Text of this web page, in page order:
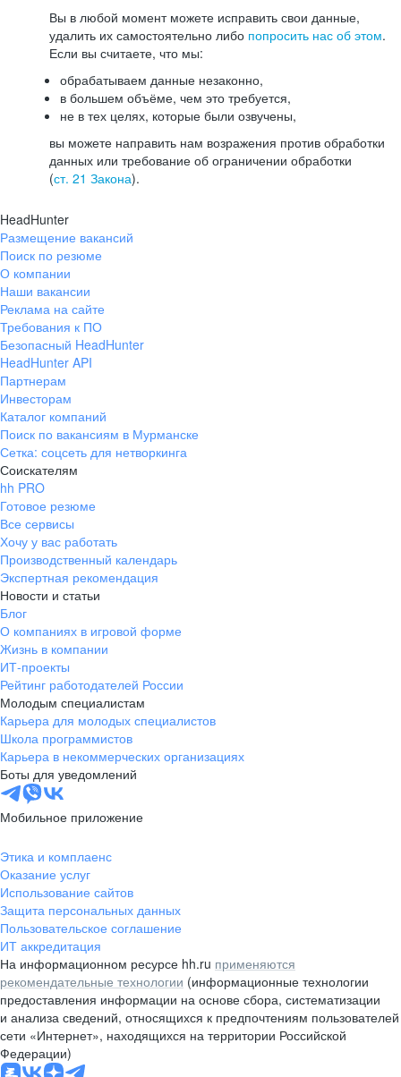
Вы в любой момент можете исправить свои данные,
удалить их самостоятельно либо попросить нас об этом.
Если вы считаете, что мы:
обрабатываем данные незаконно,
в большем объёме, чем это требуется,
не в тех целях, которые были озвучены,
вы можете направить нам возражения против обработки
данных или требование об ограничении обработки
(ст. 21 Закона).
HeadHunter
Размещение вакансий
Поиск по резюме
О компании
Наши вакансии
Реклама на сайте
Требования к ПО
Безопасный HeadHunter
HeadHunter API
Партнерам
Инвесторам
Каталог компаний
Поиск по вакансиям в Мурманске
Сетка: соцсеть для нетворкинга
Соискателям
hh PRO
Готовое резюме
Все сервисы
Хочу у вас работать
Производственный календарь
Экспертная рекомендация
Новости и статьи
Блог
О компаниях в игровой форме
Жизнь в компании
ИТ-проекты
Рейтинг работодателей России
Молодым специалистам
Карьера для молодых специалистов
Школа программистов
Карьера в некоммерческих организациях
Боты для уведомлений
Мобильное приложение
Этика и комплаенс
Оказание услуг
Использование сайтов
Защита персональных данных
Пользовательское соглашение
ИТ аккредитация
На информационном ресурсе hh.ru применяются
рекомендательные технологии (информационные технологии
предоставления информации на основе сбора, систематизации
и анализа сведений, относящихся к предпочтениям пользователей
сети «Интернет», находящихся на территории Российской
Федерации)